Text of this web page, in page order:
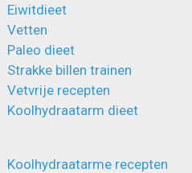
Eiwitdieet
Vetten
Paleo dieet
Strakke billen trainen
Vetvrije recepten
Koolhydraatarm dieet
Koolhydraatarme recepten